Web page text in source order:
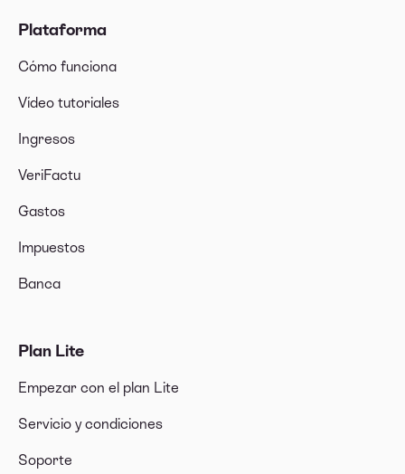
Plataforma
Cómo funciona
Vídeo tutoriales
Ingresos
VeriFactu
Gastos
Impuestos
Banca
Plan Lite
Empezar con el plan Lite
Servicio y condiciones
Soporte